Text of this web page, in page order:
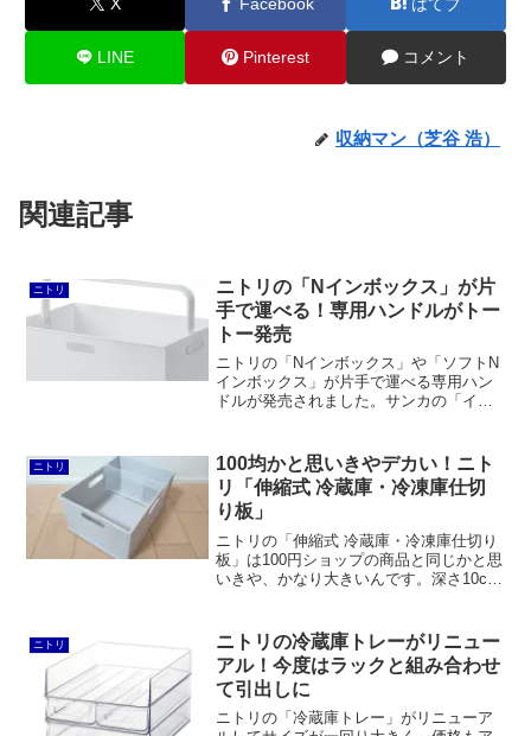
LINE Pinterest コメント
収納マン（芝谷 浩）
関連記事
ニトリ
ニトリの「Nインボックス」が片
手で運べる！専用ハンドルがトー
トー発売
ニトリの「Nインボックス」や「ソフトN
インボックス」が片手で運べる専用ハン
ドルが発売されました。サンカの「イン
ちのボックスに取り付けることができま
す。
ニトリ
100均かと思いきやデカい！ニト
リ「伸縮式 冷蔵庫・冷凍庫仕切
り板」
ニトリの「伸縮式 冷蔵庫・冷凍庫仕切り
板」は100円ショップの商品と同じかと思
いきや、かなり大きいんです。深さ10cm
ムキッチン、デスク、テレビボードな
ど、いろんな場所で使えると思います。
ニトリ
ニトリの冷蔵庫トレーがリニュー
アル！今度はラックと組み合わせ
て引出しに
ニトリの「冷蔵庫トレー」がリニューア